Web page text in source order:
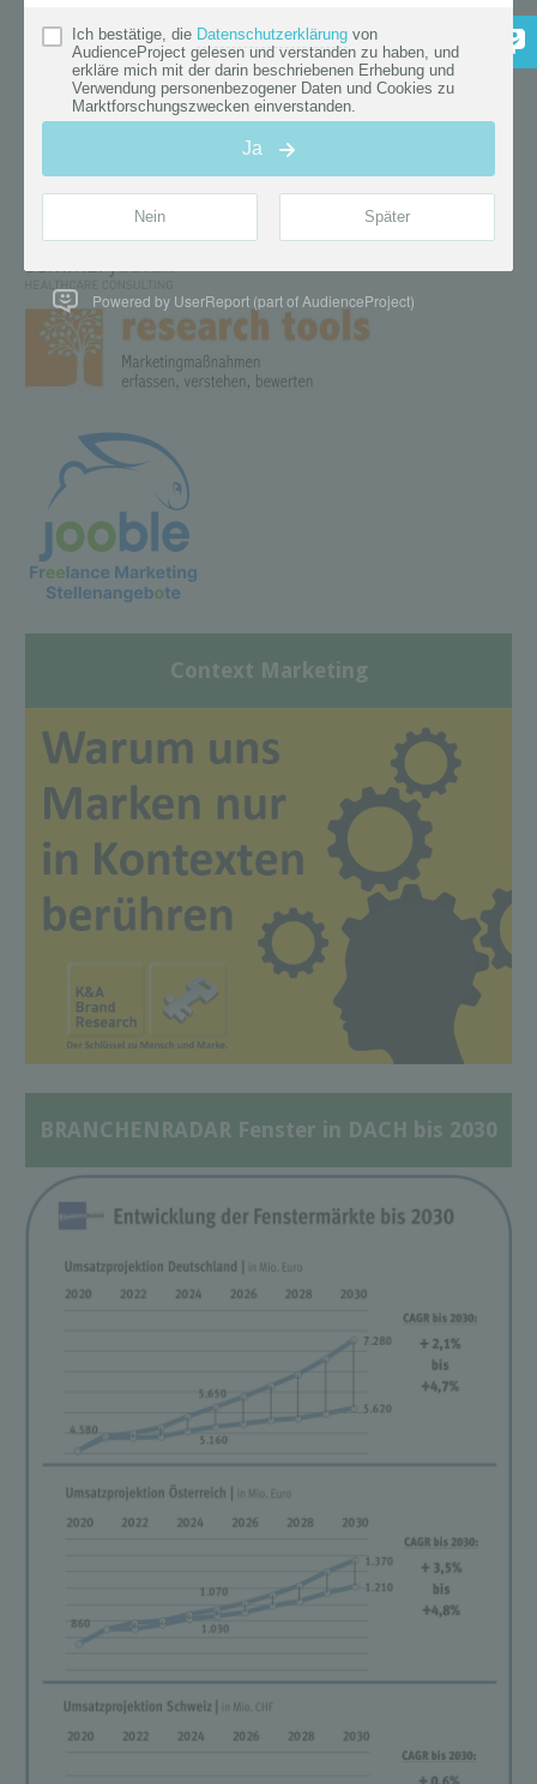
Context Marketing
BRANCHENRADAR Fenster in DACH bis 2030
Powered by UserReport (part of AudienceProject)